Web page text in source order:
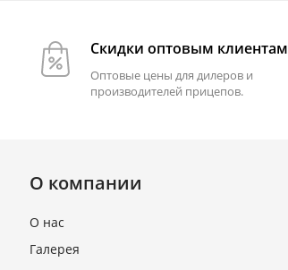
Скидки оптовым клиентам
Оптовые цены для дилеров и
производителей прицепов.
О компании
О нас
Галерея